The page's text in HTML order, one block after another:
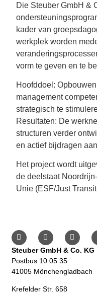
Die Steuber GmbH &
kader van
werkplek worden
vorm te geven en te
Hoofddoel:
management
strategisch te
Resultaten: De
structuren verder
en actief bijdragen
Het project wordt
de deelstaat
Unie (ESF/Just
Steuber GmbH & Co. KG
Postbus 10 05 35
41005 Mönchengladbach
Krefelder Str. 658